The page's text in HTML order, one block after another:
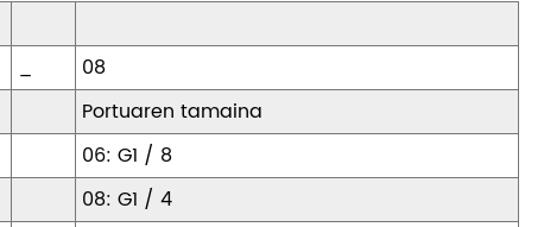
_
08
Portuaren tamaina
06: G1 / 8
08: G1 / 4